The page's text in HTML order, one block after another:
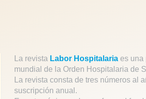
La revista Labor Hospitalariaes una
mundial de la Orden Hospitalaria de
La revista consta de tres números al
suscripción anual.